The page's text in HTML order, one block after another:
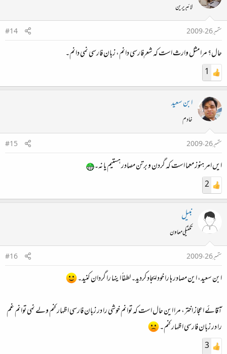
لائبریرین
ستمبر 26، 2009
#14
حال؟ مرا مثل وارث است کہ شعرِفارسی دانم، زبان فارسی نمی دانم۔
1
ابن سعید
خادم
ستمبر 26، 2009
#15
ایں امر ہنوز معما است کہ گردن و برتن مصادر ہستیم یا نہ۔
2
نبیل
تکنیکی معاون
ستمبر 26، 2009
#16
ابن سعید، این مصادر ہا را خود ایجاد کردید۔ لطفاً اینہا را گردان کنید۔
آقائے اعجاز اختر، مرا این حال است کہ توانم خوشی را در زبان فارسی اظہار کنم ولے نمی توانم غم
را در زبان فارسی اظہار کنم۔
3